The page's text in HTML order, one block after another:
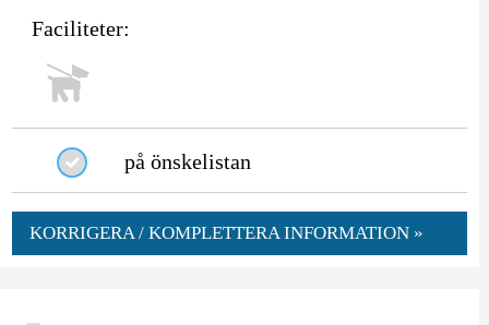
Faciliteter:
på önskelistan
KORRIGERA / KOMPLETTERA INFORMATION »